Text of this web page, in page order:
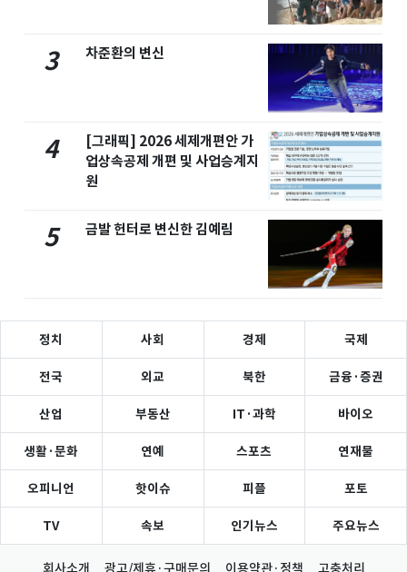
3 차준환의 변신
4
[그래픽] 2026 세제개편안 가
업상속공제 개편 및 사업승계지
원
5 금발 헌터로 변신한 김예림
정치 사회 경제 국제
전국 외교 북한 금융·증권
산업 부동산 IT·과학 바이오
생활·문화 연예 스포츠 연재물
오피니언 핫이슈 피플 포토
TV 속보 인기뉴스 주요뉴스
회사소개 광고/제휴·구매문의 이용약관·정책 고충처리